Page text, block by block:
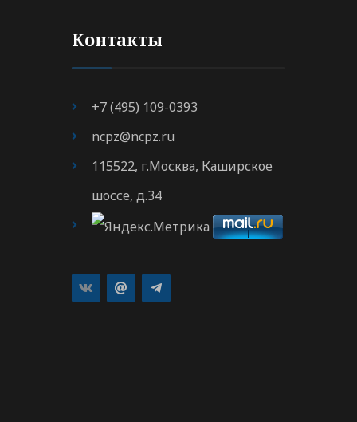
Контакты
+7 (495) 109-0393
ncpz@ncpz.ru
115522, г.Москва, Каширское
шоссе, д.34